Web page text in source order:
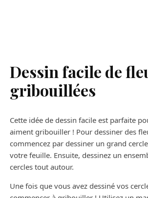
Dessin facile de
gribouillées
Cette idée de dessin facile est parfaite
aiment gribouiller ! Pour dessiner des
commencez par dessiner un grand
votre feuille. Ensuite, dessinez un
cercles tout autour.
Une fois que vous avez dessiné vos